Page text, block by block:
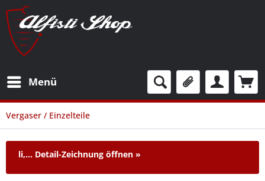
Menü
Vergaser / Einzelteile
li,... Detail-Zeichnung öffnen »